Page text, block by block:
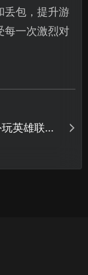
丢包，提升游
每一次激烈对
英雄联盟